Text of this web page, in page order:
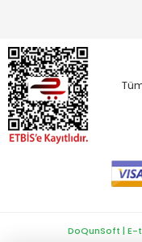
DoQunSoft | E-